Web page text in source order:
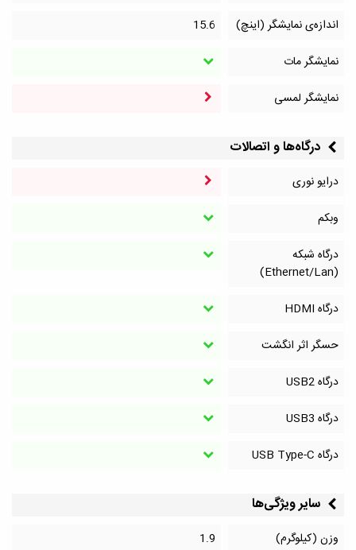
اندازه‌ی نمایشگر (اینچ)
15.6
نمایشگر مات
نمایشگر لمسی
درگاه‌ها و اتصالات
درایو نوری
وبکم
درگاه شبکه
(Ethernet/Lan)
درگاه HDMI
حسگر اثر انگشت
درگاه‌ USB2
درگاه‌ USB3
درگاه‌ USB Type-C
سایر ویژگی‌ها
وزن (کیلوگرم) 1.9